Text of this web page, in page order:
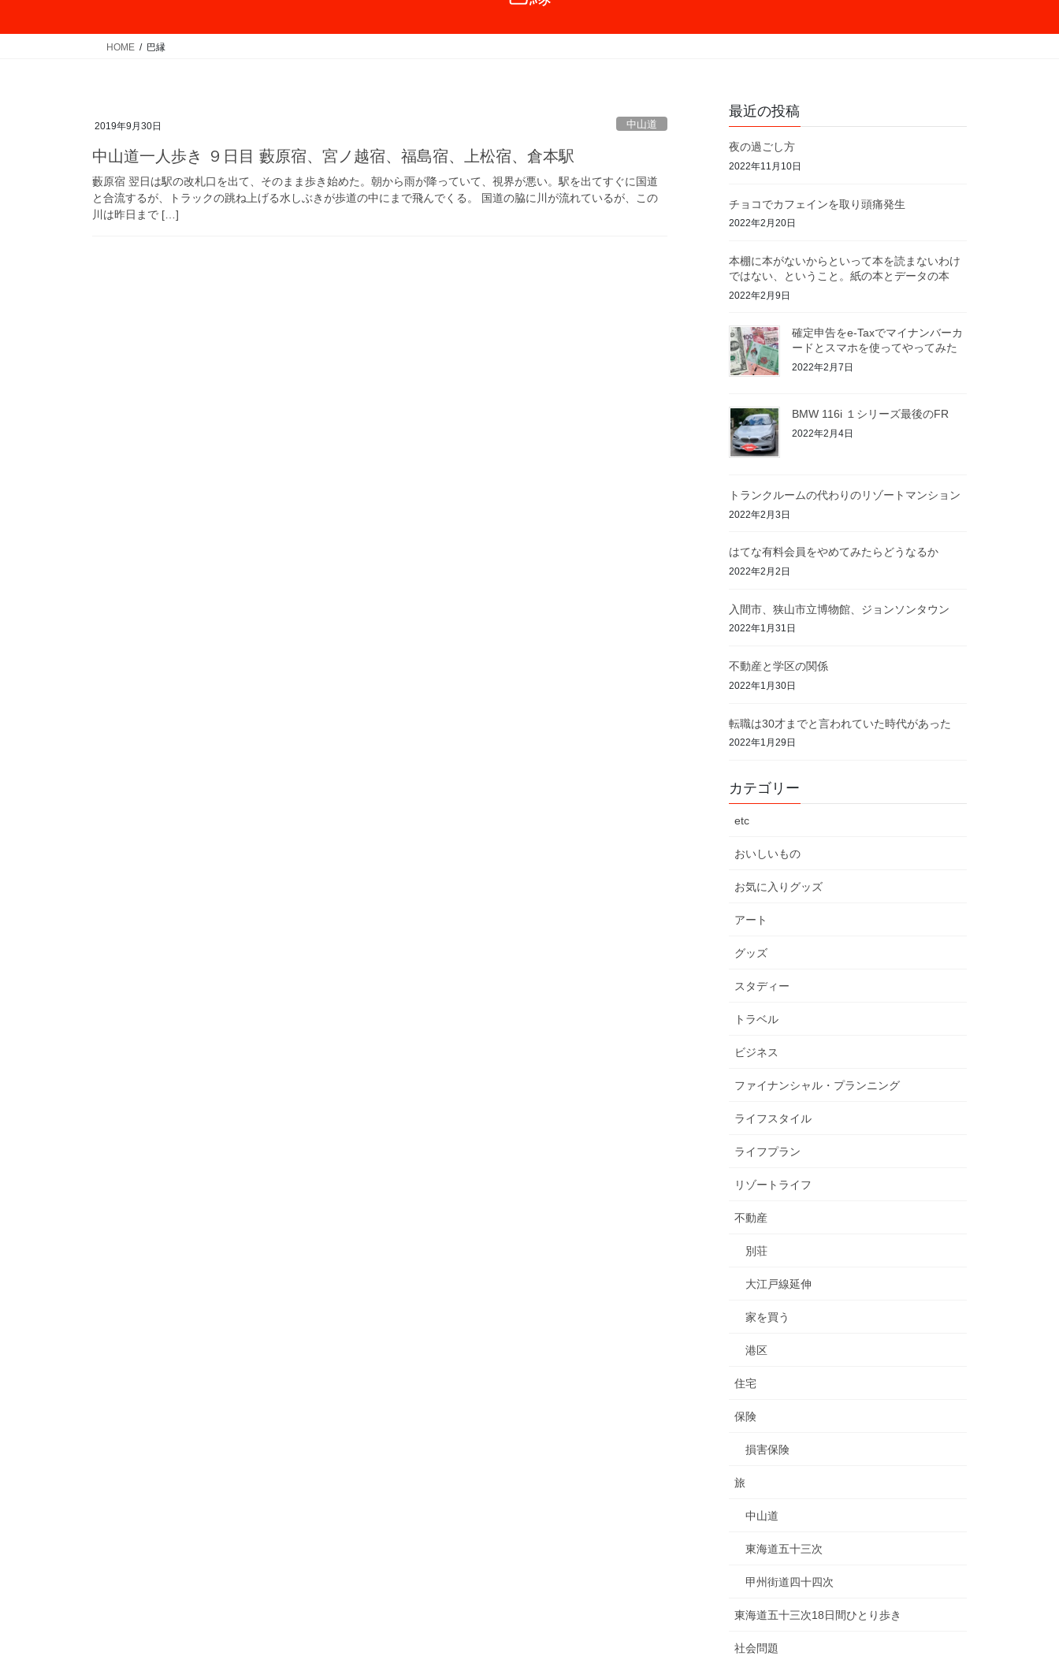
HOME 巴縁
2019年9月30日 中山道
中山道一人歩き ９日目 藪原宿、宮ノ越宿、福島宿、上松宿、倉本駅
藪原宿 翌日は駅の改札口を出て、そのまま歩き始めた。朝から雨が降っていて、視界が悪い。駅を出てすぐに国道
と合流するが、トラックの跳ね上げる水しぶきが歩道の中にまで飛んでくる。 国道の脇に川が流れているが、この
川は昨日まで […]
最近の投稿
夜の過ごし方
2022年11月10日
チョコでカフェインを取り頭痛発生
2022年2月20日
本棚に本がないからといって本を読まないわけ
ではない、ということ。紙の本とデータの本
2022年2月9日
確定申告をe-Taxでマイナンバーカ
ードとスマホを使ってやってみた
2022年2月7日
BMW 116i １シリーズ最後のFR
2022年2月4日
トランクルームの代わりのリゾートマンション
2022年2月3日
はてな有料会員をやめてみたらどうなるか
2022年2月2日
入間市、狭山市立博物館、ジョンソンタウン
2022年1月31日
不動産と学区の関係
2022年1月30日
転職は30才までと言われていた時代があった
2022年1月29日
カテゴリー
etc
おいしいもの
お気に入りグッズ
アート
グッズ
スタディー
トラベル
ビジネス
ファイナンシャル・プランニング
ライフスタイル
ライフプラン
リゾートライフ
不動産
別荘
大江戸線延伸
家を買う
港区
住宅
保険
損害保険
旅
中山道
東海道五十三次
甲州街道四十四次
東海道五十三次18日間ひとり歩き
社会問題